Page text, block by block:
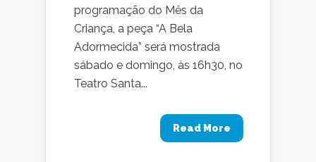
programação do Mês da
Criança, a peça “A Bela
Adormecida” será mostrada
sábado e domingo, às 16h30, no
Teatro Santa...
Read More